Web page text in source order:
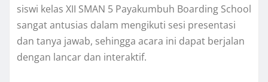
siswi kelas XII SMAN 5 Payakumbuh Boarding School
sangat antusias dalam mengikuti sesi presentasi
dan tanya jawab, sehingga acara ini dapat berjalan
dengan lancar dan interaktif.